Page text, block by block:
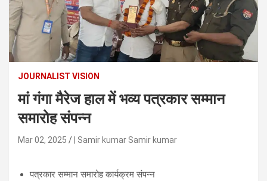
JOURNALIST VISION
मां गंगा मैरेज हाल में भव्य पत्रकार सम्मान
समारोह संपन्न
Mar 02, 2025 | Samir kumar Samir kumar
पत्रकार सम्मान समारोह कार्यक्रम संपन्न